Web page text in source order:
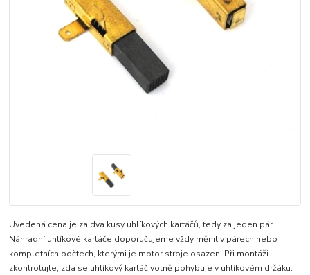
Uvedená cena je za dva kusy uhlíkových kartáčů, tedy za jeden pár.
Náhradní uhlíkové kartáče doporučujeme vždy měnit v párech nebo
kompletních počtech, kterými je motor stroje osazen. Při montáži
zkontrolujte, zda se uhlíkový kartáč volně pohybuje v uhlíkovém držáku.